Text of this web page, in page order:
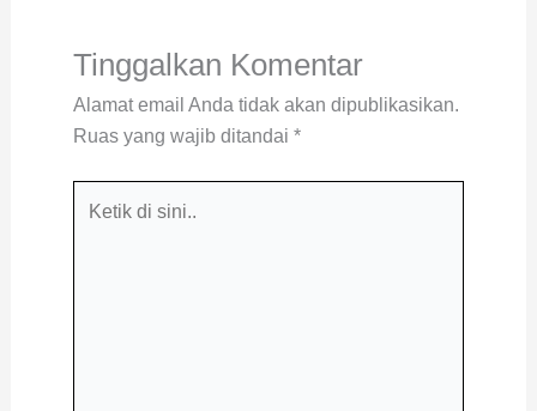
Tinggalkan Komentar
Alamat email Anda tidak akan dipublikasikan.
Ruas yang wajib ditandai *